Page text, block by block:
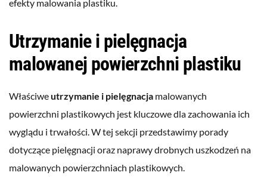
efekty malowania plastiku.
Utrzymanie i pielęgnacja
malowanej powierzchni plastiku
Właściweutrzymanie i pielęgnacja malowanych
powierzchni plastikowych jest kluczowe dla zachowania ich
wyglądu i trwałości. W tej sekcji przedstawimy porady
dotyczące pielęgnacji oraz naprawy drobnych uszkodzeń na
malowanych powierzchniach plastikowych.